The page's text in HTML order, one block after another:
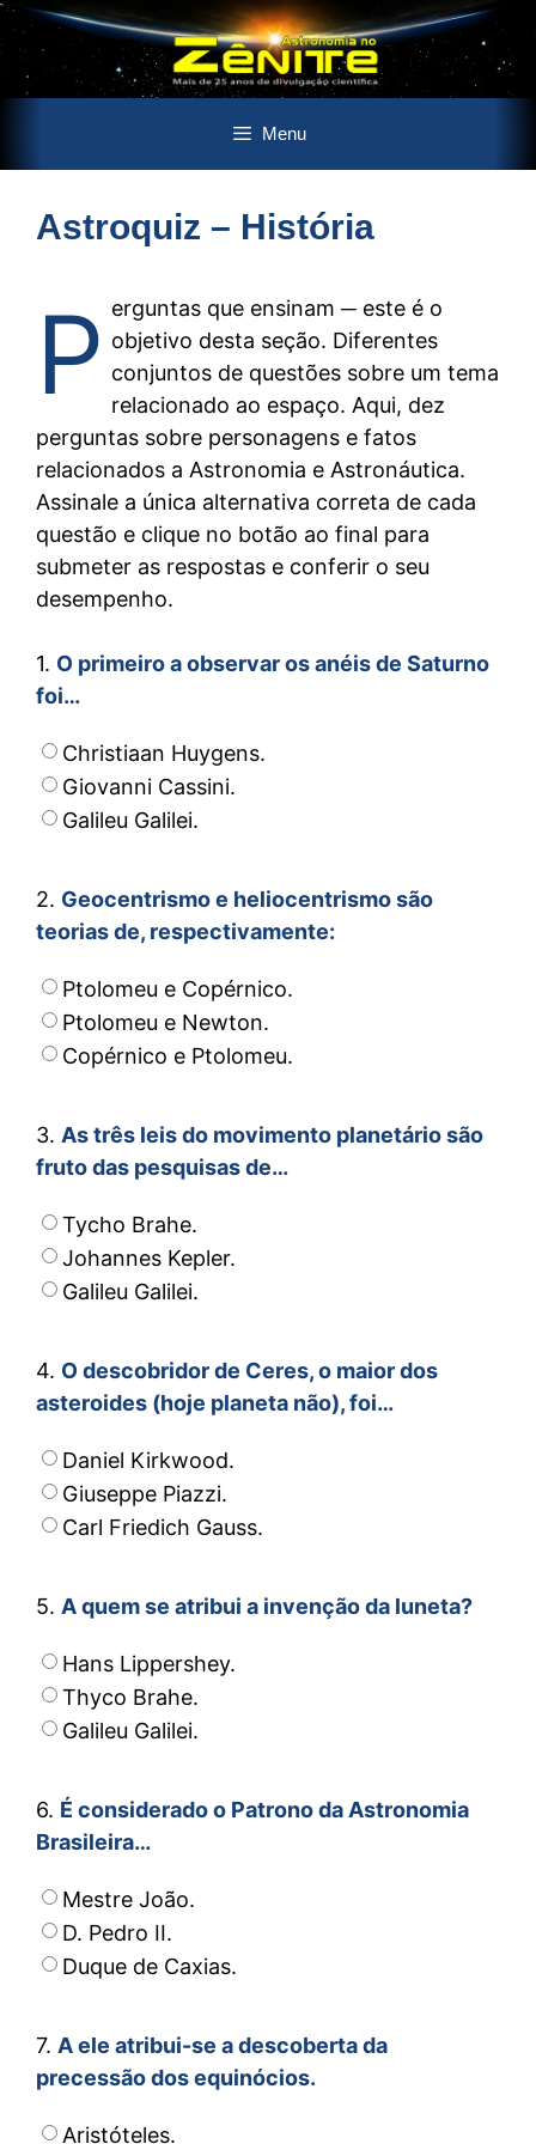
o
conteúdo
Menu
Astroquiz – História
P erguntas que ensinam ─ este é o
objetivo desta seção. Diferentes
conjuntos de questões sobre um tema
relacionado ao espaço. Aqui, dez
perguntas sobre personagens e fatos
relacionados a Astronomia e Astronáutica.
Assinale a única alternativa correta de cada
questão e clique no botão ao final para
submeter as respostas e conferir o seu
desempenho.
1. O primeiro a observar os anéis de Saturno
foi…
Christiaan Huygens.
Giovanni Cassini.
Galileu Galilei.
2. Geocentrismo e heliocentrismo são
teorias de, respectivamente:
Ptolomeu e Copérnico.
Ptolomeu e Newton.
Copérnico e Ptolomeu.
3. As três leis do movimento planetário são
fruto das pesquisas de…
Tycho Brahe.
Johannes Kepler.
Galileu Galilei.
4. O descobridor de Ceres, o maior dos
asteroides (hoje planeta não), foi…
Daniel Kirkwood.
Giuseppe Piazzi.
Carl Friedich Gauss.
5. A quem se atribui a invenção da luneta?
Hans Lippershey.
Thyco Brahe.
Galileu Galilei.
6. É considerado o Patrono da Astronomia
Brasileira…
Mestre João.
D. Pedro II.
Duque de Caxias.
7. A ele atribui-se a descoberta da
precessão dos equinócios.
Aristóteles.